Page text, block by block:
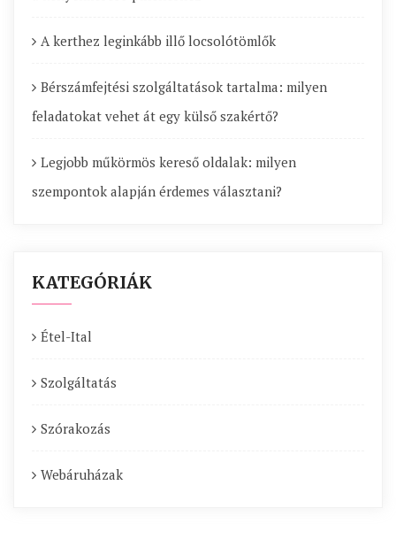
A kerthez leginkább illő locsolótömlők
Bérszámfejtési szolgáltatások tartalma: milyen
feladatokat vehet át egy külső szakértő?
Legjobb műkörmös kereső oldalak: milyen
szempontok alapján érdemes választani?
KATEGÓRIÁK
Étel-Ital
Szolgáltatás
Szórakozás
Webáruházak